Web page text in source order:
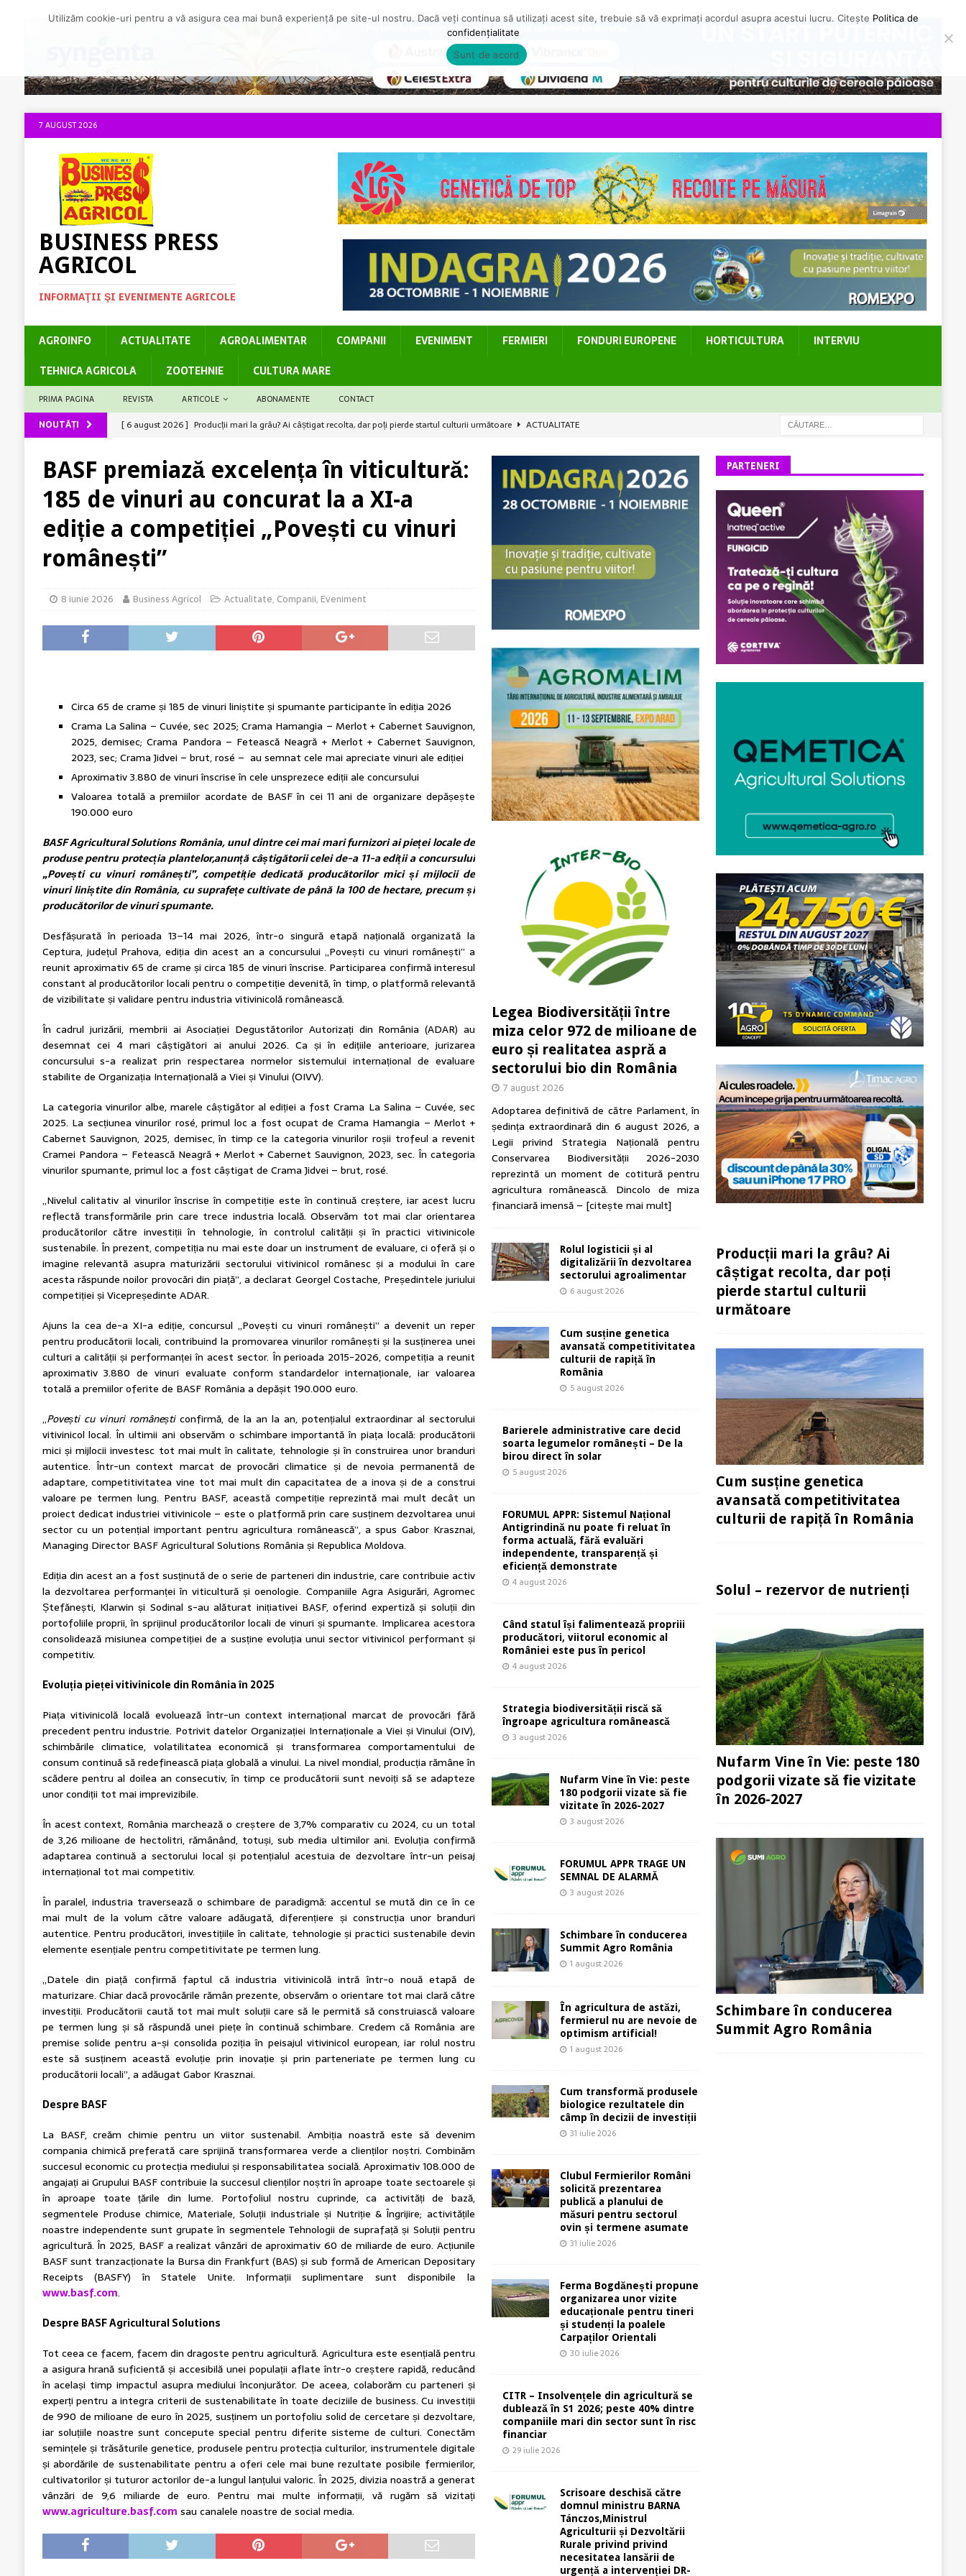
7 AUGUST 2026
BUSINESS PRESS
AGRICOL
INFORMAŢII ŞI EVENIMENTE AGRICOLE
AGROINFO ACTUALITATE AGROALIMENTAR COMPANII EVENIMENT FERMIERI FONDURI EUROPENE HORTICULTURA
INTERVIU
TEHNICA AGRICOLA
ZOOTEHNIE CULTURA MARE
PRIMA PAGINA REVISTA ARTICOLE ABONAMENTE CONTACT
NOUTĂȚI [ 6 august 2026 ] Producții mari la grâu? Ai câștigat recolta, dar poți pierde startul culturii următoare
ACTUALITATE
[ 5 august 2026 ] Cum susține genetica avansată competitivitatea culturii de rapiță în România
ACTUALITATE
[ 5 august 2026 ]
Barierele administrative care decid soarta legumelor românești – De la birou direct în solar
ACTUALITATE
Legea Biodiversității între miza celor 972 de milioane de euro și realitatea aspră a sectorului bio din
România
ACTUALITATE
BASF premiază excelența în viticultură:
185 de vinuri au concurat la a XI-a
ediție a competiției „Povești cu vinuri
românești”
8 iunie 2026 Business Agricol Actualitate, Companii, Eveniment
Circa 65 de crame și 185 de vinuri liniștite și spumante participante în ediția 2026
Crama La Salina – Cuvée, sec 2025; Crama Hamangia – Merlot + Cabernet Sauvignon,
2025, demisec; Crama Pandora – Fetească Neagră + Merlot + Cabernet Sauvignon,
2023, sec; Crama Jidvei – brut, rosé – au semnat cele mai apreciate vinuri ale ediției
Aproximativ 3.880 de vinuri înscrise în cele unsprezece ediții ale concursului
Valoarea totală a premiilor acordate de BASF în cei 11 ani de organizare depășește
190.000 euro
BASF Agricultural Solutions România, unul dintre cei mai mari furnizori ai pieței locale de
produse pentru protecția plantelor,anunță câștigătorii celei de-a 11-a ediții a concursului
„Povești cu vinuri românești”, competiție dedicată producătorilor mici și mijlocii de
vinuri liniștite din România, cu suprafețe cultivate de până la 100 de hectare, precum și
producătorilor de vinuri spumante.
Desfășurată în perioada 13–14 mai 2026, într-o singură etapă națională organizată la
Ceptura, județul Prahova, ediția din acest an a concursului „Povești cu vinuri românești” a
reunit aproximativ 65 de crame și circa 185 de vinuri înscrise. Participarea confirmă interesul
constant al producătorilor locali pentru o competiție devenită, în timp, o platformă relevantă
de vizibilitate și validare pentru industria vitivinicolă românească.
În cadrul jurizării, membrii ai Asociației Degustătorilor Autorizați din România (ADAR) au
desemnat cei 4 mari câștigători ai anului 2026. Ca și în edițiile anterioare, jurizarea
concursului s-a realizat prin respectarea normelor sistemului internațional de evaluare
stabilite de Organizația Internațională a Viei și Vinului (OIVV).
La categoria vinurilor albe, marele câștigător al ediției a fost Crama La Salina – Cuvée, sec
2025. La secțiunea vinurilor rosé, primul loc a fost ocupat de Crama Hamangia – Merlot +
Cabernet Sauvignon, 2025, demisec, în timp ce la categoria vinurilor roșii trofeul a revenit
Cramei Pandora – Fetească Neagră + Merlot + Cabernet Sauvignon, 2023, sec. În categoria
vinurilor spumante, primul loc a fost câștigat de Crama Jidvei – brut, rosé.
„Nivelul calitativ al vinurilor înscrise în competiție este în continuă creștere, iar acest lucru
reflectă transformările prin care trece industria locală. Observăm tot mai clar orientarea
producătorilor către investiții în tehnologie, în controlul calității și în practici vitivinicole
sustenabile. În prezent, competiția nu mai este doar un instrument de evaluare, ci oferă și o
imagine relevantă asupra maturizării sectorului vitivinicol românesc și a modului în care
acesta răspunde noilor provocări din piață”, a declarat Georgel Costache, Președintele juriului
competiției și Vicepreședinte ADAR.
Ajuns la cea de-a XI-a ediție, concursul „Povești cu vinuri românești” a devenit un reper
pentru producătorii locali, contribuind la promovarea vinurilor românești și la susținerea unei
culturi a calității și performanței în acest sector. În perioada 2015-2026, competiția a reunit
aproximativ 3.880 de vinuri evaluate conform standardelor internaționale, iar valoarea
totală a premiilor oferite de BASF România a depășit 190.000 euro.
„Povești cu vinuri româneșticonfirmă, de la an la an, potențialul extraordinar al sectorului
vitivinicol local. În ultimii ani observăm o schimbare importantă în piața locală: producătorii
mici și mijlocii investesc tot mai mult în calitate, tehnologie și în construirea unor branduri
autentice. Într-un context marcat de provocări climatice și de nevoia permanentă de
adaptare, competitivitatea vine tot mai mult din capacitatea de a inova și de a construi
valoare pe termen lung. Pentru BASF, această competiție reprezintă mai mult decât un
proiect dedicat industriei vitivinicole – este o platformă prin care susținem dezvoltarea unui
sector cu un potențial important pentru agricultura românească”, a spus Gabor Krasznai,
Managing Director BASF Agricultural Solutions România și Republica Moldova.
Ediția din acest an a fost susținută de o serie de parteneri din industrie, care contribuie activ
la dezvoltarea performanței în viticultură și oenologie. Companiile Agra Asigurări, Agromec
Ștefănești, Klarwin și Sodinal s-au alăturat inițiativei BASF, oferind expertiză și soluții din
portofoliile proprii, în sprijinul producătorilor locali de vinuri și spumante. Implicarea acestora
consolidează misiunea competiției de a susține evoluția unui sector vitivinicol performant și
competitiv.
Evoluția pieței vitivinicole din România în 2025
Piața vitivinicolă locală evoluează într-un context internațional marcat de provocări fără
precedent pentru industrie. Potrivit datelor Organizației Internaționale a Viei și Vinului (OIV),
schimbările climatice, volatilitatea economică și transformarea comportamentului de
consum continuă să redefinească piața globală a vinului. La nivel mondial, producția rămâne în
scădere pentru al doilea an consecutiv, în timp ce producătorii sunt nevoiți să se adapteze
unor condiții tot mai imprevizibile.
În acest context, România marchează o creștere de 3,7% comparativ cu 2024, cu un total
de 3,26 milioane de hectolitri, rămânând, totuși, sub media ultimilor ani. Evoluția confirmă
adaptarea continuă a sectorului local și potențialul acestuia de dezvoltare într-un peisaj
internațional tot mai competitiv.
În paralel, industria traversează o schimbare de paradigmă: accentul se mută din ce în ce
mai mult de la volum către valoare adăugată, diferențiere și construcția unor branduri
autentice. Pentru producători, investițiile în calitate, tehnologie și practici sustenabile devin
elemente esențiale pentru competitivitate pe termen lung.
„Datele din piață confirmă faptul că industria vitivinicolă intră într-o nouă etapă de
maturizare. Chiar dacă provocările rămân prezente, observăm o orientare tot mai clară către
investiții. Producătorii caută tot mai mult soluții care să le permită să construiască valoare
pe termen lung și să răspundă unei piețe în continuă schimbare. Credem că România are
premise solide pentru a-și consolida poziția în peisajul vitivinicol european, iar rolul nostru
este să susținem această evoluție prin inovație și prin parteneriate pe termen lung cu
producătorii locali”, a adăugat Gabor Krasznai.
Despre BASF
La BASF, creăm chimie pentru un viitor sustenabil. Ambiția noastră este să devenim
compania chimică preferată care sprijină transformarea verde a clienților noștri. Combinăm
succesul economic cu protecția mediului și responsabilitatea socială. Aproximativ 108.000 de
angajați ai Grupului BASF contribuie la succesul clienților noștri în aproape toate sectoarele și
în aproape toate țările din lume. Portofoliul nostru cuprinde, ca activități de bază,
segmentele Produse chimice, Materiale, Soluții industriale și Nutriție & Îngrijire; activitățile
noastre independente sunt grupate în segmentele Tehnologii de suprafață și Soluții pentru
agricultură. În 2025, BASF a realizat vânzări de aproximativ 60 de miliarde de euro. Acțiunile
BASF sunt tranzacționate la Bursa din Frankfurt (BAS) și sub formă de American Depositary
Receipts (BASFY) în Statele Unite. Informații suplimentare sunt disponibile la
www.basf.com.
Despre BASF Agricultural Solutions
Tot ceea ce facem, facem din dragoste pentru agricultură. Agricultura este esențială pentru
a asigura hrană suficientă și accesibilă unei populații aflate într-o creștere rapidă, reducând
în același timp impactul asupra mediului înconjurător. De aceea, colaborăm cu parteneri și
experți pentru a integra criterii de sustenabilitate în toate deciziile de business. Cu investiții
de 990 de milioane de euro în 2025, susținem un portofoliu solid de cercetare și dezvoltare,
iar soluțiile noastre sunt concepute special pentru diferite sisteme de culturi. Conectăm
semințele și trăsăturile genetice, produsele pentru protecția culturilor, instrumentele digitale
și abordările de sustenabilitate pentru a oferi cele mai bune rezultate posibile fermierilor,
cultivatorilor și tuturor actorilor de-a lungul lanțului valoric. În 2025, divizia noastră a generat
vânzări de 9,6 miliarde de euro. Pentru mai multe informații, vă rugăm să vizitați
www.agriculture.basf.com sau canalele noastre de social media.
Legea Biodiversității între
miza celor 972 de milioane de
euro și realitatea aspră a
sectorului bio din România
7 august 2026
Adoptarea definitivă de către Parlament, în
ședința extraordinară din 6 august 2026, a
Legii privind Strategia Națională pentru
Conservarea Biodiversității 2026-2030
reprezintă un moment de cotitură pentru
agricultura românească. Dincolo de miza
financiară imensă – [citește mai mult]
Rolul logisticii și al
digitalizării în dezvoltarea
sectorului agroalimentar
6 august 2026
Cum susține genetica
avansată competitivitatea
culturii de rapiță în
România
5 august 2026
Barierele administrative care decid
soarta legumelor românești – De la
birou direct în solar
5 august 2026
FORUMUL APPR: Sistemul Național
Antigrindină nu poate fi reluat în
forma actuală, fără evaluări
independente, transparență și
eficiență demonstrate
4 august 2026
Când statul își falimentează propriii
producători, viitorul economic al
României este pus în pericol
4 august 2026
Strategia biodiversității riscă să
îngroape agricultura românească
3 august 2026
Nufarm Vine în Vie: peste
180 podgorii vizate să fie
vizitate în 2026-2027
3 august 2026
FORUMUL APPR TRAGE UN
SEMNAL DE ALARMĂ
3 august 2026
Schimbare în conducerea
Summit Agro România
1 august 2026
În agricultura de astăzi,
fermierul nu are nevoie de
optimism artificial!
1 august 2026
Cum transformă produsele
biologice rezultatele din
câmp în decizii de investiții
31 iulie 2026
Clubul Fermierilor Români
solicită prezentarea
publică a planului de
măsuri pentru sectorul
ovin și termene asumate
31 iulie 2026
Ferma Bogdănești propune
organizarea unor vizite
educaționale pentru tineri
și studenți la poalele
Carpaților Orientali
30 iulie 2026
CITR – Insolvențele din agricultură se
dublează în S1 2026; peste 40% dintre
companiile mari din sector sunt în risc
financiar
29 iulie 2026
Scrisoare deschisă către
domnul ministru BARNA
Tánczos,Ministrul
Agriculturii și Dezvoltării
Rurale privind privind
necesitatea lansării de
urgență a intervenției DR-
PARTENERI
Producții mari la grâu? Ai
câștigat recolta, dar poți
pierde startul culturii
următoare
Cum susține genetica
avansată competitivitatea
culturii de rapiță în România
Solul – rezervor de nutrienți
Nufarm Vine în Vie: peste 180
podgorii vizate să fie vizitate
în 2026-2027
Schimbare în conducerea
Summit Agro România
Utilizăm cookie-uri pentru a vă asigura cea mai bună experiență pe site-ul nostru. Dacă veți continua să utilizați acest site, trebuie să vă exprimați acordul asupra acestui lucru. Citește Politica de
confidențialitate
Sunt de acord